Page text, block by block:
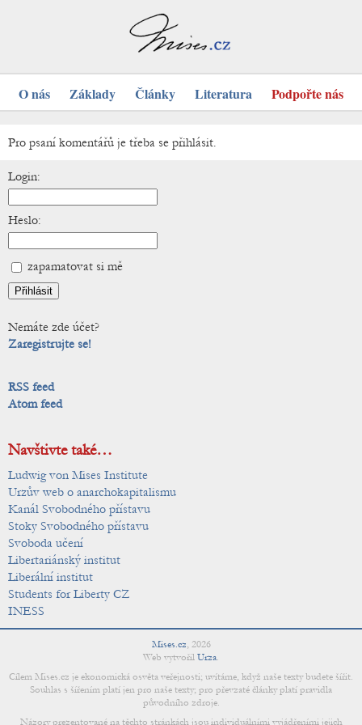
O nás Základy Články Literatura Podpořte nás
Pro psaní komentářů je třeba se přihlásit.
Login:
Heslo:
zapamatovat si mě
Nemáte zde účet?
Zaregistrujte se!
RSS feed
Atom feed
Navštivte také…
Ludwig von Mises Institute
Urzův web o anarchokapitalismu
Kanál Svobodného přístavu
Stoky Svobodného přístavu
Svoboda učení
Libertariánský institut
Liberální institut
Students for Liberty CZ
INESS
Mises.cz, 2026
Web vytvořil Urza.
Cílem Mises.cz je ekonomická osvěta veřejnosti; uvítáme, když naše texty budete šířit.
Souhlas s šířením platí jen pro naše texty; pro převzaté články platí pravidla
původního zdroje.
Názory prezentované na těchto stránkách jsou individuálními vyjádřeními jejich